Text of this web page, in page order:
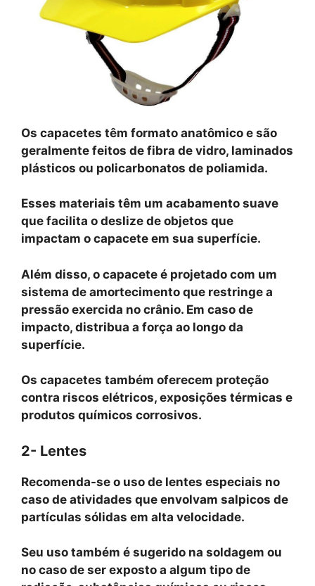
Os capacetes têm formato anatômico e são
geralmente feitos de fibra de vidro, laminados
plásticos ou policarbonatos de poliamida.
Esses materiais têm um acabamento suave
que facilita o deslize de objetos que
impactam o capacete em sua superfície.
Além disso, o capacete é projetado com um
sistema de amortecimento que restringe a
pressão exercida no crânio. Em caso de
impacto, distribua a força ao longo da
superfície.
Os capacetes também oferecem proteção
contra riscos elétricos, exposições térmicas e
produtos químicos corrosivos.
2- Lentes
Recomenda-se o uso de lentes especiais no
caso de atividades que envolvam salpicos de
partículas sólidas em alta velocidade.
Seu uso também é sugerido na soldagem ou
no caso de ser exposto a algum tipo de